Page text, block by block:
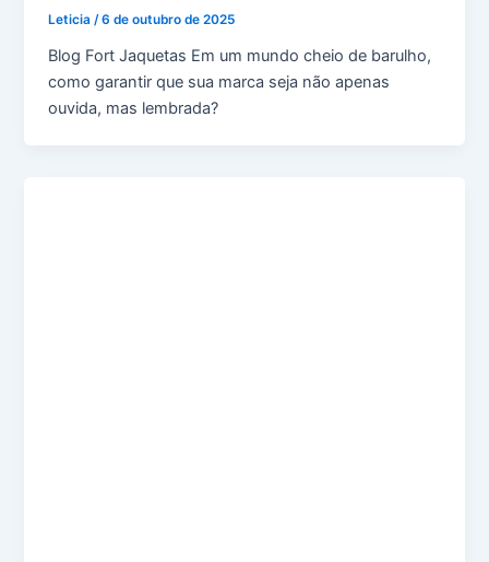
Leticia/6 de outubro de 2025
Blog Fort Jaquetas Em um mundo cheio de barulho,
como garantir que sua marca seja não apenas
ouvida, mas lembrada?